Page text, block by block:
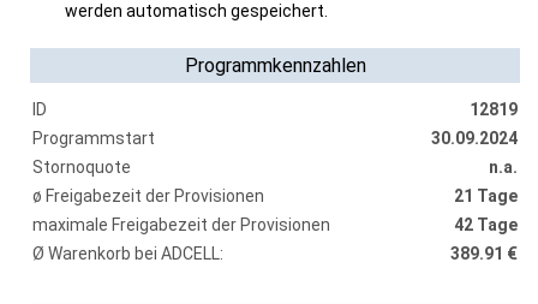
werden automatisch gespeichert.
Programmkennzahlen
ID
12819
Programmstart
30.09.2024
Stornoquote
n.a.
ø Freigabezeit der Provisionen
21 Tage
maximale Freigabezeit der Provisionen
42 Tage
Ø Warenkorb bei ADCELL:
389.91 €